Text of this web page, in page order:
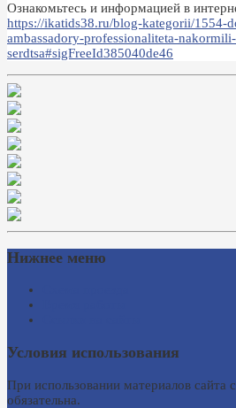
Ознакомьтесь и информацией в
https://ikatids38.ru/blog-kategorii/1554-
ambassadory-professionaliteta-
serdtsa#sigFreeId385040de46
Нижнее меню
Условия использования
При использовании материалов сайта
обязательна.